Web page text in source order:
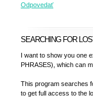
Odpovedať
SEARCHING FOR
I want to show you one
PHRASES), which can
This program searches
to get full access to the